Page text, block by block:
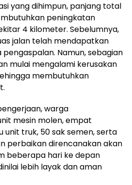
yang dihimpun, panjang total
peningkatan
4 kilometer. Sebelumnya,
jalan telah mendapatkan
Namun, sebagian
mulai mengalami kerusakan
membutuhkan
warga
mesin molen, empat
unit truk, 50 sak semen, serta
perbaikan direncanakan akan
beberapa hari ke depan
lebih layak dan aman